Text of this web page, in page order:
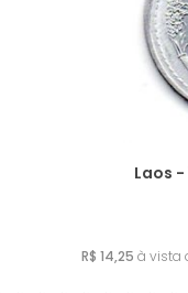
Laos
R$ 14,25 à vista